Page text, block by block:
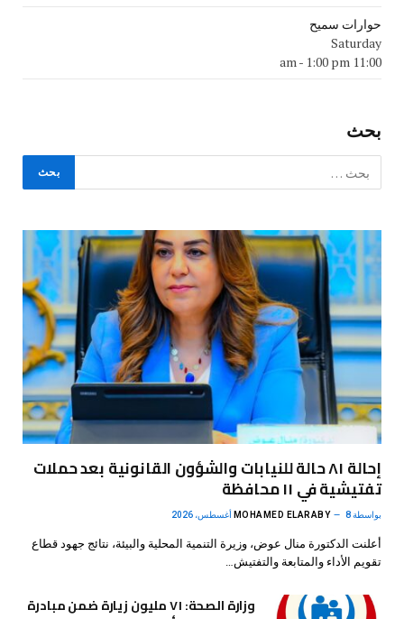
حوارات سميح
Saturday
11:00 am
- 1:00 pm
بحث
إحالة ٨١ حالة للنيابات والشؤون القانونية بعد حملات
تفتيشية في ١١ محافظة
بواسطة MOHAMED ELARABY 8 أغسطس، 2026
أعلنت الدكتورة منال عوض، وزيرة التنمية المحلية والبيئة، نتائج جهود قطاع
تقويم الأداء والمتابعة والتفتيش…
وزارة الصحة: ٧١ مليون زيارة ضمن مبادرة